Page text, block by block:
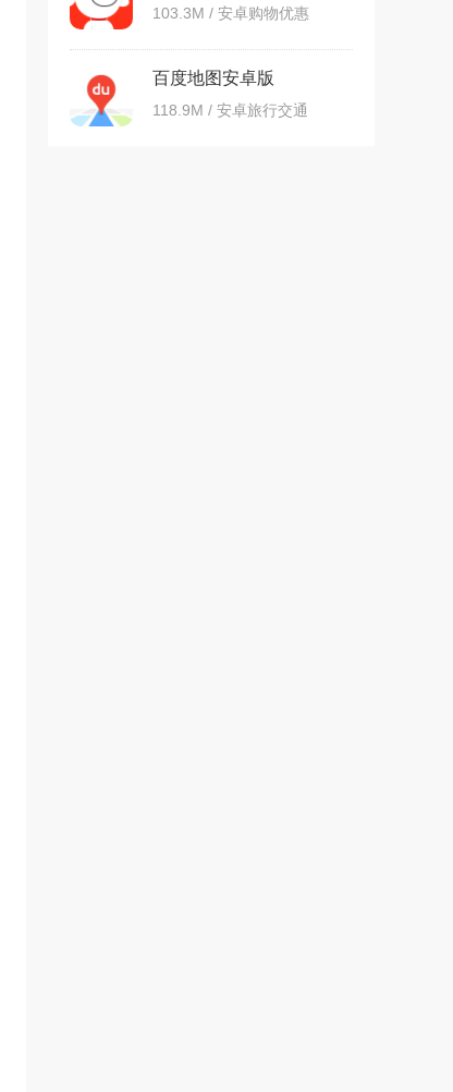
103.3M / 安卓购物优惠
百度地图安卓版
118.9M / 安卓旅行交通